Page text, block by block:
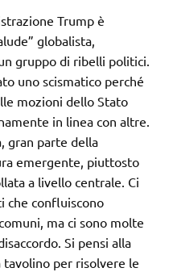
Trump è
globalista,
gruppo di ribelli politici.
uno scismatico perché
mozioni dello Stato
in linea con altre.
gran parte della
emergente, piuttosto
a livello centrale. Ci
che confluiscono
ma ci sono molte
Si pensi alla
per risolvere le